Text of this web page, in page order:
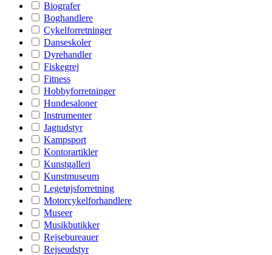
Biografer
Boghandlere
Cykelforretninger
Danseskoler
Dyrehandler
Fiskegrej
Fitness
Hobbyforretninger
Hundesaloner
Instrumenter
Jagtudstyr
Kampsport
Kontorartikler
Kunstgalleri
Kunstmuseum
Legetøjsforretning
Motorcykelforhandlere
Museer
Musikbutikker
Rejsebureauer
Rejseudstyr